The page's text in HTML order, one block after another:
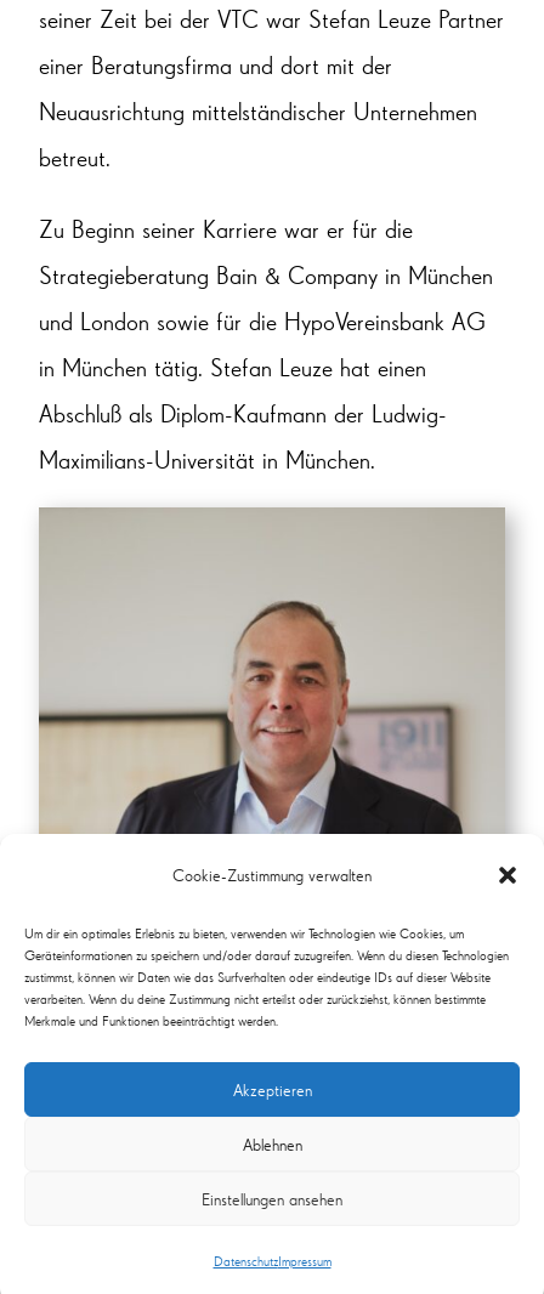
Cookie-Zustimmung verwalten
Um dir ein optimales Erlebnis zu bieten, verwenden wir Technologien wie Cookies, um
Geräteinformationen zu speichern und/oder darauf zuzugreifen. Wenn du diesen Technologien
zustimmst, können wir Daten wie das Surfverhalten oder eindeutige IDs auf dieser Website
verarbeiten. Wenn du deine Zustimmung nicht erteilst oder zurückziehst, können bestimmte
Merkmale und Funktionen beeinträchtigt werden.
Akzeptieren
Ablehnen
Einstellungen ansehen
DatenschutzImpressum
seiner Zeit bei der VTC war Stefan Leuze Partner
einer Beratungsfirma und dort mit der
Neuausrichtung mittelständischer Unternehmen
betreut.
Zu Beginn seiner Karriere war er für die
Strategieberatung Bain & Company in München
und London sowie für die HypoVereinsbank AG
in München tätig. Stefan Leuze hat einen
Abschluß als Diplom-Kaufmann der Ludwig-
Maximilians-Universität in München.